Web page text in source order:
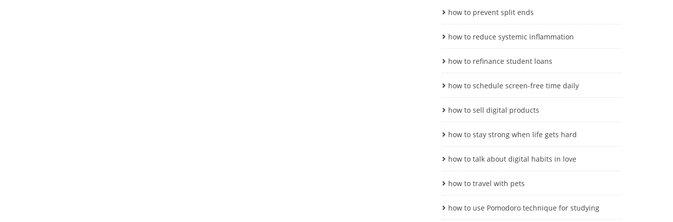
how to prevent split ends
how to reduce systemic inflammation
how to refinance student loans
how to schedule screen-free time daily
how to sell digital products
how to stay strong when life gets hard
how to talk about digital habits in love
how to travel with pets
how to use Pomodoro technique for studying